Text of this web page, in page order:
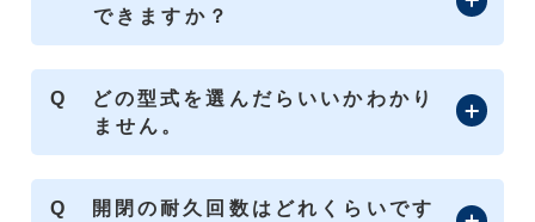
できますか？
Q どの型式を選んだらいいかわかり
ません。
Q 開閉の耐久回数はどれくらいです